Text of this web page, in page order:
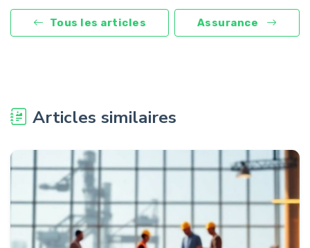
Tous les articles Assurance
Articles similaires